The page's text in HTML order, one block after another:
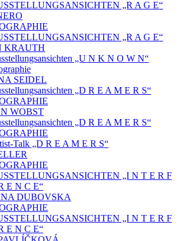
„R A G E“
„R A G E“
KRAUTH
„U N K N O W N“
SEIDEL
„D R E A M E R S“
WOBST
„D R E A M E R S“
Talk „D R E A M E R S“
„I N T E R F
E N C E“
DUBOVSKA
„I N T E R F
E N C E“